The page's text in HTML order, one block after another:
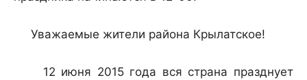
Уважаемые жители района Крылатское!
12 июня 2015 года вся страна празднует